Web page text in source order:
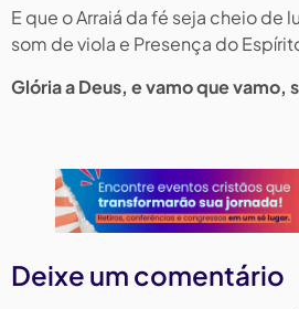
E que o Arraiá da fé seja cheio de
som de viola e Presença do
Glória a Deus, e vamo que vamo,
Deixe um comentário